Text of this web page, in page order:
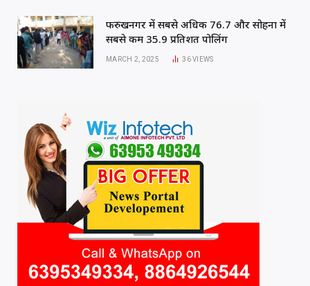
फरुखनगर में सबसे अधिक 76.7 और सोहना में
सबसे कम 35.9 प्रतिशत पोलिंग
MARCH 2, 2025 36VIEWS